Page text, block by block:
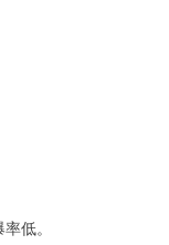
低。